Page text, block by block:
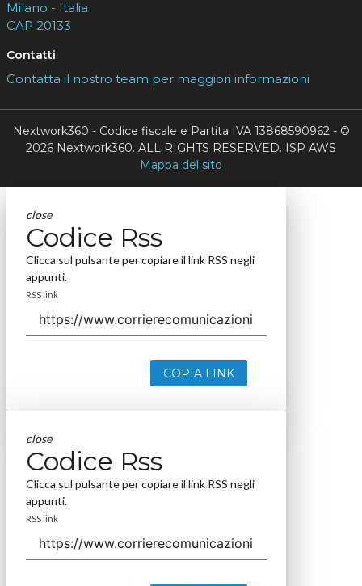
Milano - Italia
CAP 20133
Contatti
Contatta il nostro team per maggiori informazioni
Nextwork360 - Codice fiscale e Partita IVA 13868590962 - ©
2026 Nextwork360. ALL RIGHTS RESERVED. ISP AWS
Mappa del sito
close
Codice Rss
Clicca sul pulsante per copiare il link RSS negli
appunti.
RSS link
COPIA LINK
close
Codice Rss
Clicca sul pulsante per copiare il link RSS negli
appunti.
RSS link